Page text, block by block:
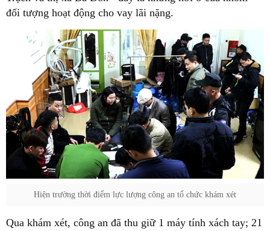
đối tượng hoạt động cho vay lãi nặng.
Hiện trường thời điểm lực lượng công an tổ chức khám xét
Qua khám xét, công an đã thu giữ 1 máy tính xách tay; 21